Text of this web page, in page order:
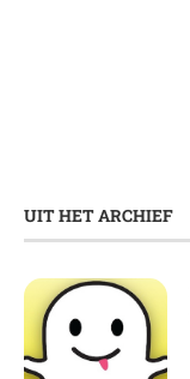
UIT HET ARCHIEF